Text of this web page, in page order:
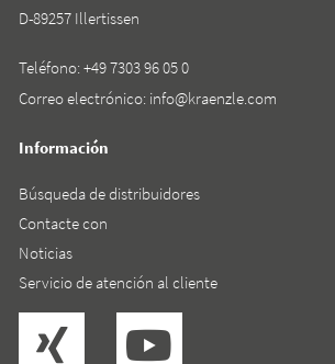
D-89257 Illertissen
Teléfono:+49 7303 96 05 0
Correo electrónico: info@kraenzle.com
Información
Búsqueda de distribuidores
Contacte con
Noticias
Servicio de atención al cliente